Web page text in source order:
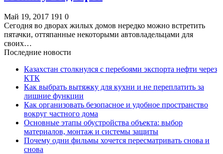
Май 19, 2017 191 0
Сегодня во дворах жилых домов нередко можно встретить
пятачки, оттяпанные некоторыми автовладельцами для
своих…
Последние новости
Казахстан столкнулся с перебоями экспорта нефти через
КТК
Как выбрать вытяжку для кухни и не переплатить за
лишние функции
Как организовать безопасное и удобное пространство
вокруг частного дома
Основные этапы обустройства объекта: выбор
материалов, монтаж и системы защиты
Почему одни фильмы хочется пересматривать снова и
снова